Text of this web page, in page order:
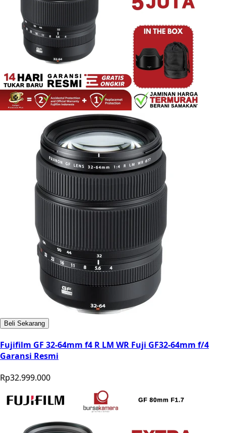
Beli Sekarang
Fujifilm GF 32-64mm f4 R LM WR Fuji GF32-64mm f/4
Garansi Resmi
Rp32.999.000